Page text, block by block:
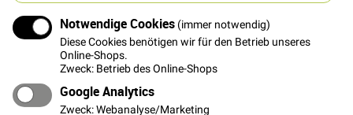
Notwendige Cookies (immer notwendig)
Diese Cookies benötigen wir für den Betrieb unseres
Online-Shops.
Zweck: Betrieb des Online-Shops
Google Analytics
Zweck: Webanalyse/Marketing
A deep olive green. This is a classic twill made from
organic cotton, which has been washed and emerised
at the mill for an incredibly soft brushed feel. Suitable
for jackets, coats, bags, dungarees and trousers that
require some structure.
100% organic cotton.